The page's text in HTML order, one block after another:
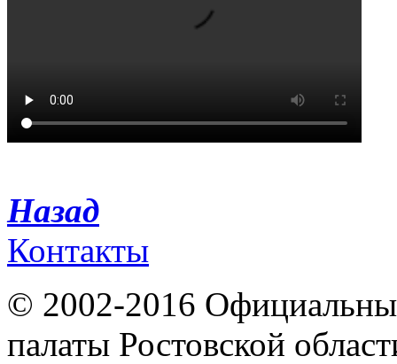
Назад
Контакты
© 2002-2016
палаты Ростовской